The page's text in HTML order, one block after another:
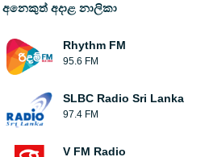
අනෙකුත් අදාළ නාලිකා
Rhythm FM
95.6 FM
SLBC Radio Sri Lanka
97.4 FM
V FM Radio